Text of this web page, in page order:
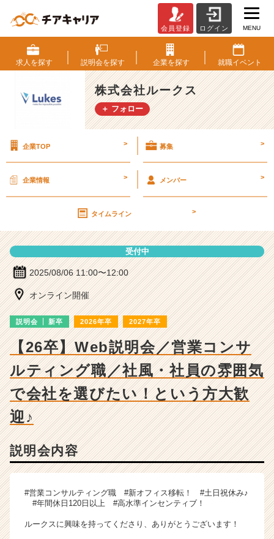
式
会
社
ル
ー
ク
明
細
|
ー・
企
業
か
ら
ス
カ
ウ
イ
ト
チ
会員登録 ログイン MENU
求人を探す 説明会を探す 企業を探す 就職イベント
株式会社ルークス
＋ フォロー
企業TOP > 募集 >
企業情報 > メンバー >
タイムライン >
受付中
2025/08/06 11:00〜12:00
オンライン開催
説明会 新卒 2026年卒 2027年卒
【26卒】Web説明会／営業コンサ
ルティング職／社風・社員の雰囲気
で会社を選びたい！という方大歓
迎♪
説明会内容
#営業コンサルティング職 #新オフィス移転！ #土日祝休み♪
#年間休日120日以上 #高水準インセンティブ！
ルークスに興味を持ってくださり、ありがとうございます！